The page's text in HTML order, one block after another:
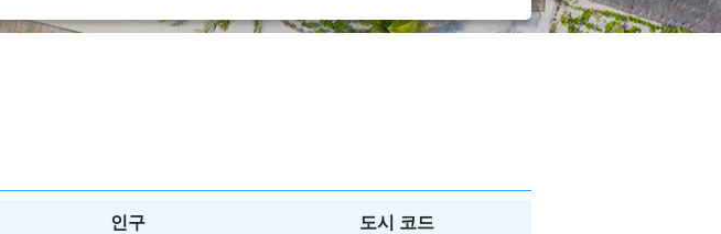
인구 도시 코드